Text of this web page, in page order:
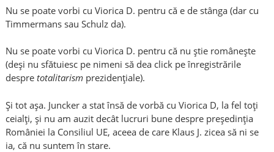
Nu se poate vorbi cu Viorica D. pentru că e de stânga (dar cu
Timmermans sau Schulz da).
Nu se poate vorbi cu Viorica D. pentru că nu știe românește
(deși nu sfătuiesc pe nimeni să dea click pe înregistrările
despre totalitarismprezidențiale).
Și tot așa. Juncker a stat însă de vorbă cu Viorica D, la fel toți
ceialți, și nu am auzit decât lucruri bune despre președinția
României la Consiliul UE, aceea de care Klaus J. zicea să ni se
ia, că nu suntem în stare.